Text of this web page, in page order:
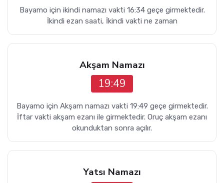
Bayamo için ikindi namazı vakti 16:34 geçe girmektedir.
İkindi ezan saati, İkindi vakti ne zaman
Akşam Namazı
19:49
Bayamo için Akşam namazı vakti 19:49 geçe girmektedir.
İftar vakti akşam ezanı ile girmektedir. Oruç akşam ezanı
okunduktan sonra açılır.
Yatsı Namazı